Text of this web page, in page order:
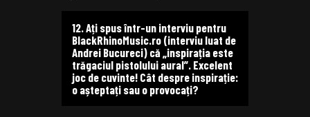
12. Ați spus într-un interviu pentru
BlackRhinoMusic.ro (interviu luat de
Andrei Bucureci) că „inspirația este
trăgaciul pistolului aural”. Excelent
joc de cuvinte! Cât despre inspirație:
o așteptați sau o provocați?